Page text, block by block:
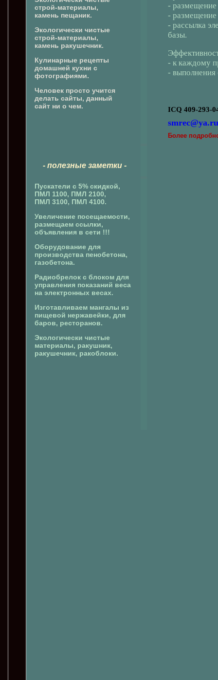
строй-материалы,
камень пещаник.
Экологически чистые
строй-материалы,
камень ракушечник.
Кулинарные рецепты
домашней кухни с
фотографиями.
Человек просто учится
делать сайты, данный
сайт ни о чем.
- полезные заметки -
Пускатели с 5% скидкой,
ПМЛ 1100, ПМЛ 2100,
ПМЛ 3100, ПМЛ 4100.
Увеличение посещаемости,
размещаем ссылки,
объявления в сети !!!
Оборудование для
производства пенобетона,
газобетона.
Радиобрелок с блоком для
управления показаний веса
на электронных весах.
Изготавливаем мангалы из
пищевой нержавейки, для
баров, ресторанов.
Экологически чистые
материалы, ракушник,
ракушечник, ракоблоки.
- размещение
- размещение
- рассылка
базы.
- к каждому
- выполнения
ICQ 409-293-
smrec@ya.ru
Более